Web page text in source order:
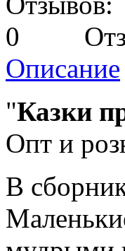
Описание
"Казки
Опт и
В